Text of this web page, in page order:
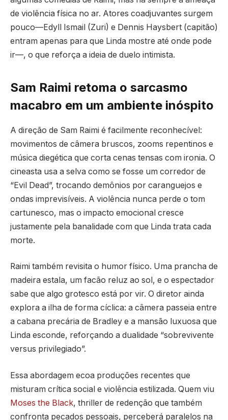
de violência física no ar. Atores coadjuvantes surgem
pouco—Edyll Ismail (Zuri) e Dennis Haysbert (capitão)
entram apenas para que Linda mostre até onde pode
ir—, o que reforça a ideia de duelo intimista.
Sam Raimi retoma o sarcasmo
macabro em um ambiente inóspito
A direção de Sam Raimi é facilmente reconhecível:
movimentos de câmera bruscos, zooms repentinos e
música diegética que corta cenas tensas com ironia. O
cineasta usa a selva como se fosse um corredor de
“Evil Dead”, trocando demônios por caranguejos e
ondas imprevisíveis. A violência nunca perde o tom
cartunesco, mas o impacto emocional cresce
justamente pela banalidade com que Linda trata cada
morte.
Raimi também revisita o humor físico. Uma prancha de
madeira estala, um facão reluz ao sol, e o espectador
sabe que algo grotesco está por vir. O diretor ainda
explora a ilha de forma cíclica: a câmera passeia entre
a cabana precária de Bradley e a mansão luxuosa que
Linda esconde, reforçando a dualidade “sobrevivente
versus privilegiado”.
Essa abordagem ecoa produções recentes que
misturam crítica social e violência estilizada. Quem viu
Moses the Black, thriller de redenção que também
confronta pecados pessoais, perceberá paralelos na